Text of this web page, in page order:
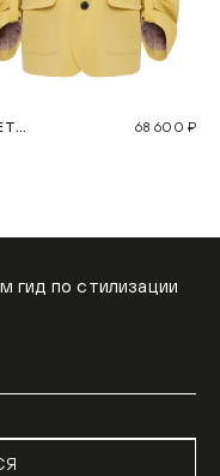
68 600 ₽
гид по стилизации